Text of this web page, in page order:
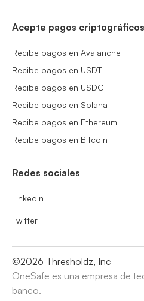
Acepte pagos criptográficos
Recibe pagos en Avalanche
Recibe pagos en USDT
Recibe pagos en USDC
Recibe pagos en Solana
Recibe pagos en Ethereum
Recibe pagos en Bitcoin
Redes sociales
LinkedIn
Twitter
©2026 Thresholdz, Inc
OneSafe es una empresa de
banco.